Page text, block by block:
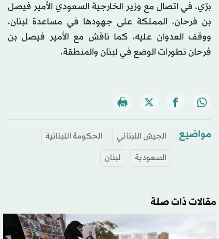
برّي، في اتصال مع وزير الخارجية السعودي الأمير فيصل
بن فرحان، المملكة على جهودها في مساعدة لبنان،
ووقف العدوان عليه، كما ناقش مع الأمير فيصل بن
فرحان تطورات الوضع في لبنان والمنطقة.
مواضيع الجيش اللبناني
الحكومة اللبنانية
السعودية
لبنان
مقالات ذات صلة